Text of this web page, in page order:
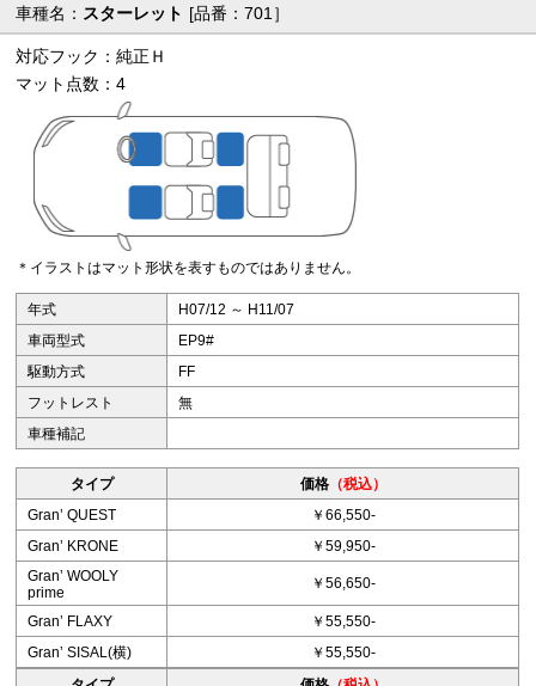
車種名： スターレット [品番：701］
対応フック：純正Ｈ
マット点数：4
＊イラストはマット形状を表すものではありません。
年式
H07/12 ～ H11/07
車両型式
EP9#
駆動方式
FF
フットレスト
無
車種補記
タイプ 価格（税込）
Granʼ QUEST
￥66,550-
Granʼ KRONE
￥59,950-
Granʼ WOOLY
prime
￥56,650-
Granʼ FLAXY
￥55,550-
Granʼ SISAL(横)
￥55,550-